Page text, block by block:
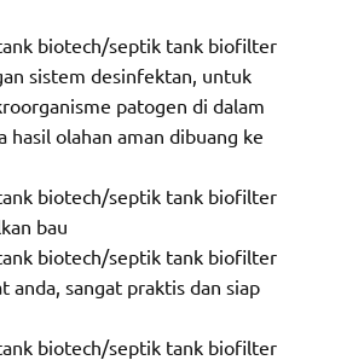
biotech/septik tank biofilter
sistem desinfektan, untuk
patogen di dalam
hasil olahan aman dibuang ke
biotech/septik tank biofilter
bau
biotech/septik tank biofilter
anda, sangat praktis dan siap
biotech/septik tank biofilter